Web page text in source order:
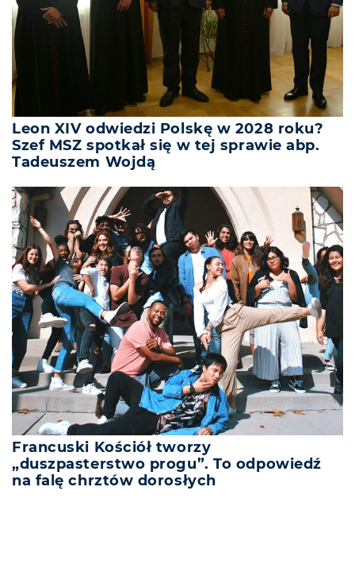
Leon XIV odwiedzi Polskę w 2028 roku?
Szef MSZ spotkał się w tej sprawie abp.
Tadeuszem Wojdą
Francuski Kościół tworzy
„duszpasterstwo progu”. To odpowiedź
na falę chrztów dorosłych